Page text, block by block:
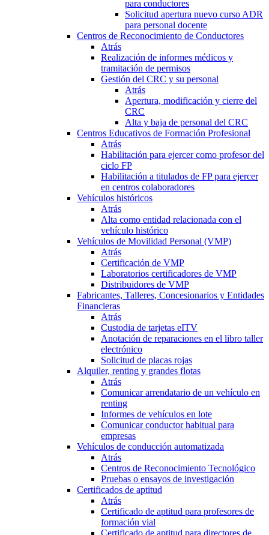
para conductores
Solicitud apertura nuevo curso ADR
para personal docente
Centros de Reconocimiento de Conductores
Atrás
Realización de informes médicos y
tramitación de permisos
Gestión del CRC y su personal
Atrás
Apertura, modificación y cierre del
CRC
Alta y baja de personal del CRC
Centros Educativos de Formación Profesional
Atrás
Habilitación para ejercer como profesor del
ciclo FP
Habilitación a titulados de FP para ejercer
en centros colaboradores
Vehículos históricos
Atrás
Alta como entidad relacionada con el
vehículo histórico
Vehículos de Movilidad Personal (VMP)
Atrás
Certificación de VMP
Laboratorios certificadores de VMP
Distribuidores de VMP
Fabricantes, Talleres, Concesionarios y Entidades
Financieras
Atrás
Custodia de tarjetas eITV
Anotación de reparaciones en el libro taller
electrónico
Solicitud de placas rojas
Alquiler, renting y grandes flotas
Atrás
Comunicar arrendatario de un vehículo en
renting
Informes de vehículos en lote
Comunicar conductor habitual para
empresas
Vehículos de conducción automatizada
Atrás
Centros de Reconocimiento Tecnológico
Pruebas o ensayos de investigación
Certificados de aptitud
Atrás
Certificado de aptitud para profesores de
formación vial